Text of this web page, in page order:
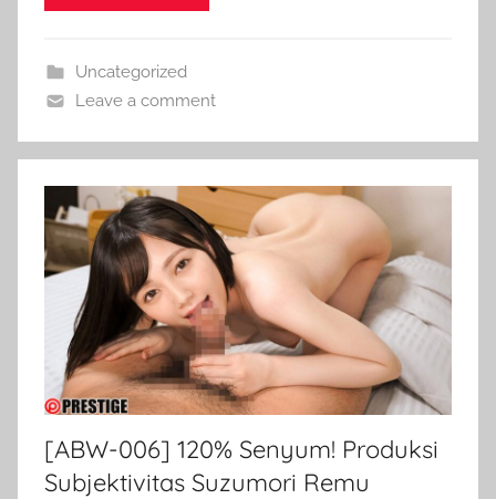
Uncategorized
Leave a comment
[ABW-006] 120% Senyum! Produksi
Subjektivitas Suzumori Remu